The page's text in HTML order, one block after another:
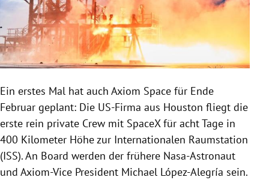
Ein erstes Mal hat auch Axiom Space für Ende
Februar geplant: Die US-Firma aus Houston fliegt die
erste rein private Crew mit SpaceX für acht Tage in
400 Kilometer Höhe zur Internationalen Raumstation
(ISS). An Board werden der frühere Nasa-Astronaut
und Axiom-Vice President Michael López-Alegría sein.